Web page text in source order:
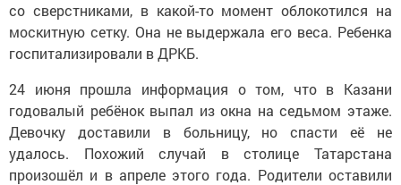
со сверстниками, в какой-то момент облокотился на
москитную сетку. Она не выдержала его веса. Ребенка
госпитализировали в ДРКБ.
24 июня прошла информация о том, что в Казани
годовалый ребёнок выпал из окна на седьмом этаже.
Девочку доставили в больницу, но спасти её не
удалось. Похожий случай в столице Татарстана
произошёл и в апреле этого года. Родители оставили